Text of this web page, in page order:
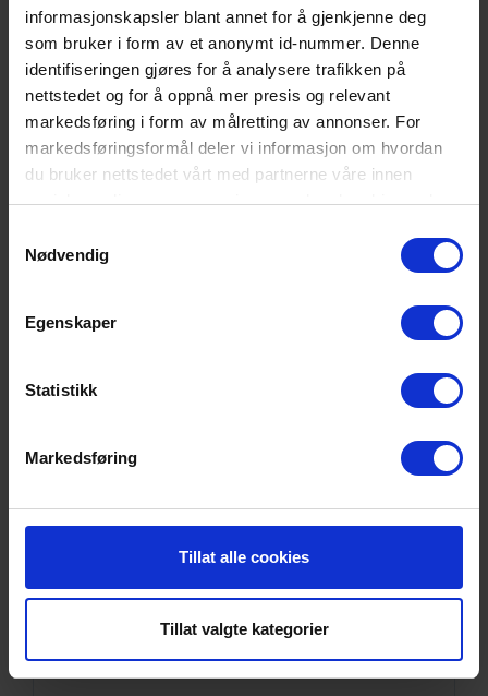
informasjonskapsler blant annet for å gjenkjenne deg
som bruker i form av et anonymt id-nummer. Denne
identifiseringen gjøres for å analysere trafikken på
nettstedet og for å oppnå mer presis og relevant
markedsføring i form av målretting av annonser. For
markedsføringsformål deler vi informasjon om hvordan
du bruker nettstedet vårt med partnerne våre innen
sosiale medier og annonsering, som kan kombinere den
eller som de har samlet inn gjennom din bruk av
tjenestene deres. Les mer om hvilke opplysninger vi
personvernerklæring
Nødvendig
Egenskaper
Statistikk
Markedsføring
Tillat alle cookies
Tillat valgte kategorier
SE DETALJER
SFP28, 25GBASE-LR, DDM, 10km
DWDM 100GHz C-band, 14dB, SM
SE DETALJER
SFP+, 10GBase-LR, DDM, 100km
DWDM 100GHz C-band, 26dB, SM